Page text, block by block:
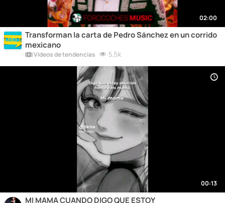
02:00
Transforman la carta de Pedro Sánchez en un corrido
mexicano
Vídeos de tendencias 5,5k
00:13
MI MAMA CUANDO DIGO QUE ESTOY